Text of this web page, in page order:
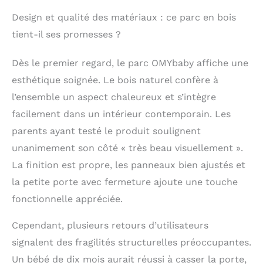
n'importe quelle
chambre d'enfant en
nourrissons peuvent
explorer et grandir en
Regardez votre bébé
grandir et apprendre à
joyeuses et des
aventures de jeu.
Connecteurs rotatifs
brevetés exclusifs :
une caractéristique
les angles des
s'adapter à n'importe
quel espace, grand ou
Design et qualité des matériaux : ce parc en bois
tient-il ses promesses ?
Dès le premier regard, le parc OMYbaby affiche une
esthétique soignée. Le bois naturel confère à
l’ensemble un aspect chaleureux et s’intègre
facilement dans un intérieur contemporain. Les
parents ayant testé le produit soulignent
unanimement son côté « très beau visuellement ».
La finition est propre, les panneaux bien ajustés et
la petite porte avec fermeture ajoute une touche
fonctionnelle appréciée.
Cependant, plusieurs retours d’utilisateurs
signalent des fragilités structurelles préoccupantes.
Un bébé de dix mois aurait réussi à casser la porte,